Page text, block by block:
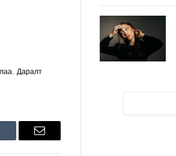
Даралт
Имэйл